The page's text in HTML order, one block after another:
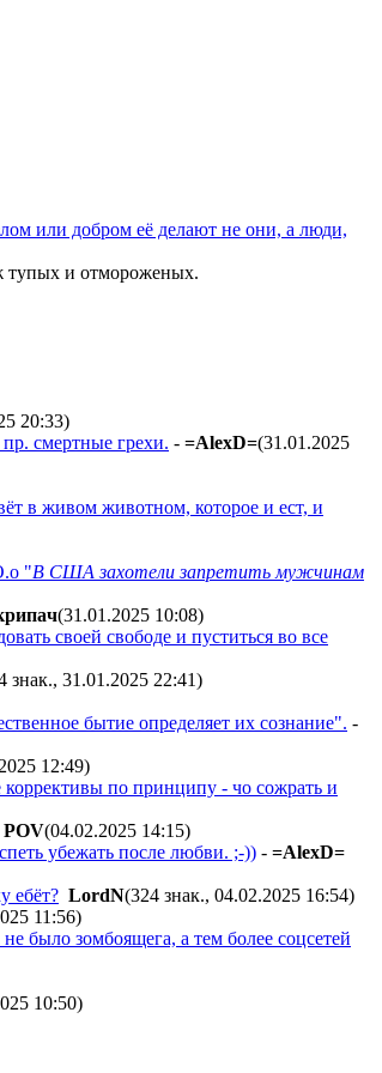
или добром её делают не они, а люди,
тупых и отмороженых.
20:33)
пр. смертные грехи. - =AlexD=(31.01.2025
в живом животном, которое и ест, и
"В США захотели запретить мужчинам
(31.01.2025 10:08)
своей свободе и пуститься во все
знак., 31.01.2025 22:41)
бытие определяет их сознание". -
12:49)
по принципу - чо сожрать и
POV(04.02.2025 14:15)
убежать после любви. ;-)) - =AlexD=
ебёт? LordN(324 знак., 04.02.2025 16:54)
11:56)
было зомбоящега, а тем более соцсетей
10:50)